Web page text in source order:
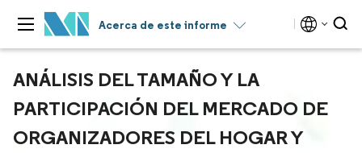
Acerca de este informe
ANÁLISIS DEL TAMAÑO Y LA
PARTICIPACIÓN DEL MERCADO DE
ORGANIZADORES DEL HOGAR Y